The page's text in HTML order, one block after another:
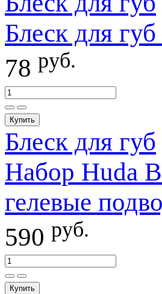
Блеск для
78 руб.
Купить
Блеск для губ
Набор Huda
гелевые
590 руб.
Купить